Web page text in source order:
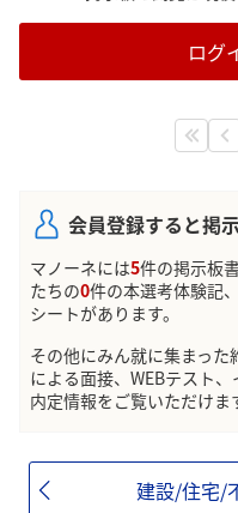
ログ
会員登録すると掲
マノーネには5件の掲示板
たちの0件の本選考体験記、
シートがあります。
その他にみん就に集まっ
による面接、WEBテスト
内定情報をご覧いただけま
建設/住宅/